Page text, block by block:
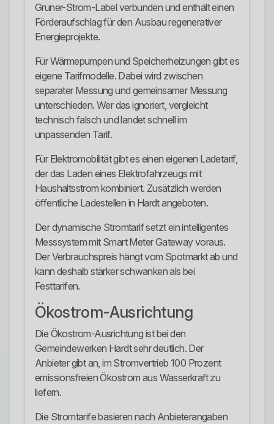
Grüner-Strom-Label verbunden und enthält einen
Förderaufschlag für den Ausbau regenerativer
Energieprojekte.
Für Wärmepumpen und Speicherheizungen gibt es
eigene Tarifmodelle. Dabei wird zwischen
separater Messung und gemeinsamer Messung
unterschieden. Wer das ignoriert, vergleicht
technisch falsch und landet schnell im
unpassenden Tarif.
Für Elektromobilität gibt es einen eigenen Ladetarif,
der das Laden eines Elektrofahrzeugs mit
Haushaltsstrom kombiniert. Zusätzlich werden
öffentliche Ladestellen in Hardt angeboten.
Der dynamische Stromtarif setzt ein intelligentes
Messsystem mit Smart Meter Gateway voraus.
Der Verbrauchspreis hängt vom Spotmarkt ab und
kann deshalb stärker schwanken als bei
Festtarifen.
Ökostrom-Ausrichtung
Die Ökostrom-Ausrichtung ist bei den
Gemeindewerken Hardt sehr deutlich. Der
Anbieter gibt an, im Stromvertrieb 100 Prozent
emissionsfreien Ökostrom aus Wasserkraft zu
liefern.
Die Stromtarife basieren nach Anbieterangaben